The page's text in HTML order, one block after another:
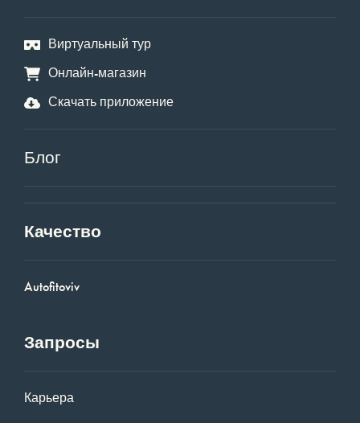
Виртуальный тур
Онлайн-магазин
Скачать приложение
Блог
Качество
Autofitoviv
Запросы
Карьера